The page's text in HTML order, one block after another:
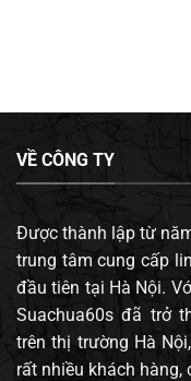
VỀ CÔNG TY
Được thành lập từ
trung tâm cung cấp
đầu tiên tại Hà Nội.
Suachua60s đã trở
trên thị trường Hà
rất nhiều khách